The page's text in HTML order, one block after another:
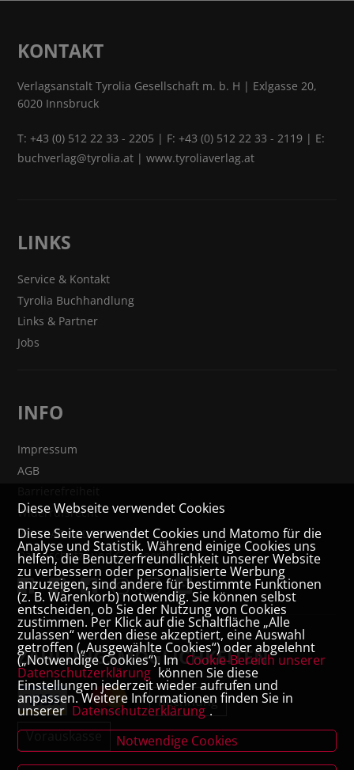
KONTAKT
Verlagsanstalt Tyrolia Gesellschaft m. b. H | Exlgasse 20,
6020 Innsbruck
T:+43 (0) 512 22 33 - 2205 | F: +43 (0) 512 22 33 - 2119 | E:
buchverlag@tyrolia.at |www.tyroliaverlag.at
LINKS
Service & Kontakt
Tyrolia Buchhandlung
Links & Partner
Jobs
INFO
Impressum
AGB
Widerrufsrecht
VERTRAG WIDERRUFEN
Datenschutz- und Cookieerklärung
ZAHLUNGSMÖGLICHKEITEN
Rechnung
Vorauskasse
Diese Webseite verwendet Cookies
Diese Seite verwendet Cookies und Matomo für die
Analyse und Statistik. Während einige Cookies uns
helfen, die Benutzerfreundlichkeit unserer Website
zu verbessern oder personalisierte Werbung
anzuzeigen, sind andere für bestimmte Funktionen
(z. B. Warenkorb) notwendig. Sie können selbst
entscheiden, ob Sie der Nutzung von Cookies
zustimmen. Per Klick auf die Schaltfläche „Alle
zulassen“ werden diese akzeptiert, eine Auswahl
getroffen („Ausgewählte Cookies“) oder abgelehnt
(„Notwendige Cookies“). Im Cookie-Bereich unserer
Datenschutzerklärung können Sie diese
Einstellungen jederzeit wieder aufrufen und
anpassen. Weitere Informationen finden Sie in
unserer Datenschutzerklärung .
Notwendige Cookies